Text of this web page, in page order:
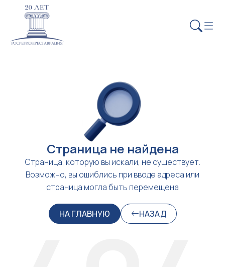
Страница не найдена
Страница, которую вы искали, не существует.
Возможно, вы ошиблись при вводе адреса или
страница могла быть перемещена
НА ГЛАВНУЮ НАЗАД